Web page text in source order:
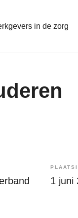
in de zorg
1 juni